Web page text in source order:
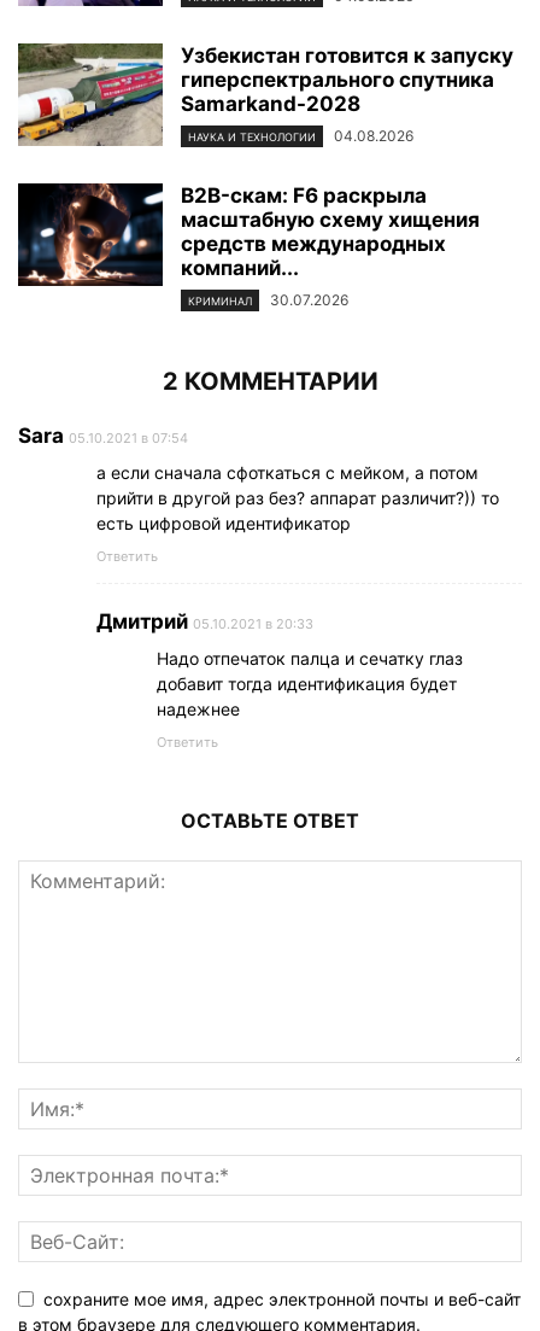
Узбекистан готовится к запуску
гиперспектрального спутника
Samarkand-2028
НАУКА И ТЕХНОЛОГИИ 04.08.2026
B2B-скам: F6 раскрыла
масштабную схему хищения
средств международных
компаний...
КРИМИНАЛ 30.07.2026
2 КОММЕНТАРИИ
Sara 05.10.2021 в 07:54
а если сначала сфоткаться с мейком, а потом
прийти в другой раз без? аппарат различит?)) то
есть цифровой идентификатор
Ответить
Дмитрий 05.10.2021 в 20:33
Надо отпечаток палца и сечатку глаз
добавит тогда идентификация будет
надежнее
Ответить
ОСТАВЬТЕ ОТВЕТ
сохраните мое имя, адрес электронной почты и веб-сайт
в этом браузере для следующего комментария.